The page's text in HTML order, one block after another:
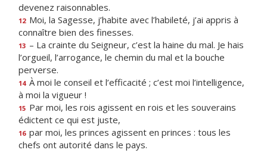
devenez raisonnables.
12 Moi, la Sagesse, j’habite avec l’habileté, j’ai appris à
connaître bien des finesses.
13 – La crainte du Seigneur, c’est la haine du mal. Je hais
l’orgueil, l’arrogance, le chemin du mal et la bouche
perverse.
14 À moi le conseil et l’efficacité ; c’est moi l’intelligence,
à moi la vigueur !
15 Par moi, les rois agissent en rois et les souverains
édictent ce qui est juste,
16 par moi, les princes agissent en princes : tous les
chefs ont autorité dans le pays.